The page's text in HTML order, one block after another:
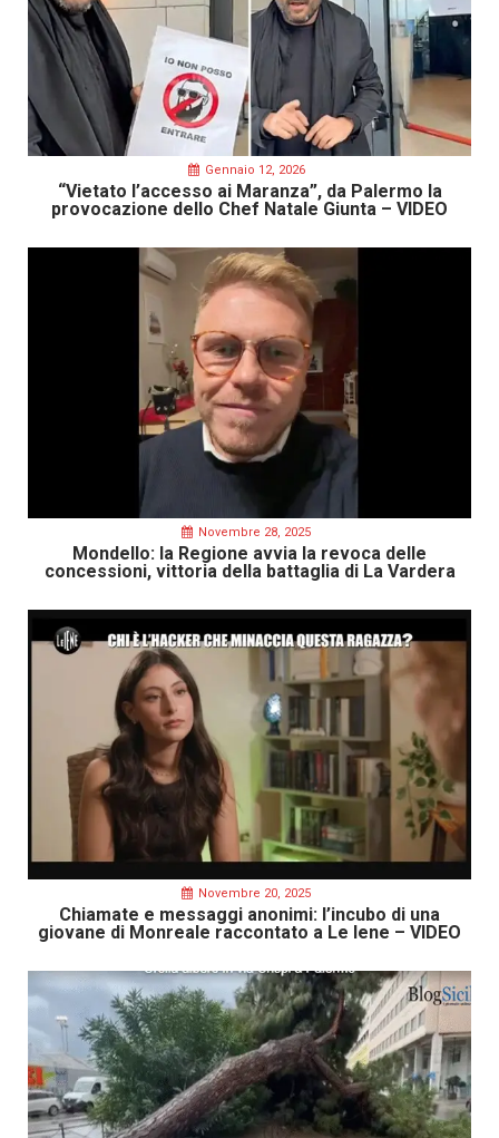
Gennaio 12, 2026
“Vietato l’accesso ai Maranza”, da Palermo la
provocazione dello Chef Natale Giunta – VIDEO
Novembre 28, 2025
Mondello: la Regione avvia la revoca delle
concessioni, vittoria della battaglia di La Vardera
Novembre 20, 2025
Chiamate e messaggi anonimi: l’incubo di una
giovane di Monreale raccontato a Le Iene – VIDEO